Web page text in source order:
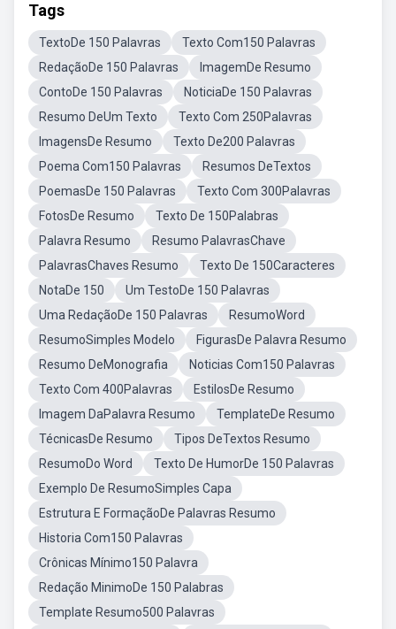
Tags
TextoDe 150 Palavras
Texto Com150 Palavras
RedaçãoDe 150 Palavras
ImagemDe Resumo
ContoDe 150 Palavras
NoticiaDe 150 Palavras
Resumo DeUm Texto
Texto Com 250Palavras
ImagensDe Resumo
Texto De200 Palavras
Poema Com150 Palavras
Resumos DeTextos
PoemasDe 150 Palavras
Texto Com 300Palavras
FotosDe Resumo
Texto De 150Palabras
Palavra Resumo
Resumo PalavrasChave
PalavrasChaves Resumo
Texto De 150Caracteres
NotaDe 150
Um TestoDe 150 Palavras
Uma RedaçãoDe 150 Palavras
ResumoWord
ResumoSimples Modelo
FigurasDe Palavra Resumo
Resumo DeMonografia
Noticias Com150 Palavras
Texto Com 400Palavras
EstilosDe Resumo
Imagem DaPalavra Resumo
TemplateDe Resumo
TécnicasDe Resumo
Tipos DeTextos Resumo
ResumoDo Word
Texto De HumorDe 150 Palavras
Exemplo De ResumoSimples Capa
Estrutura E FormaçãoDe Palavras Resumo
Historia Com150 Palavras
Crônicas Mínimo150 Palavra
Redação MinimoDe 150 Palabras
Template Resumo500 Palavras